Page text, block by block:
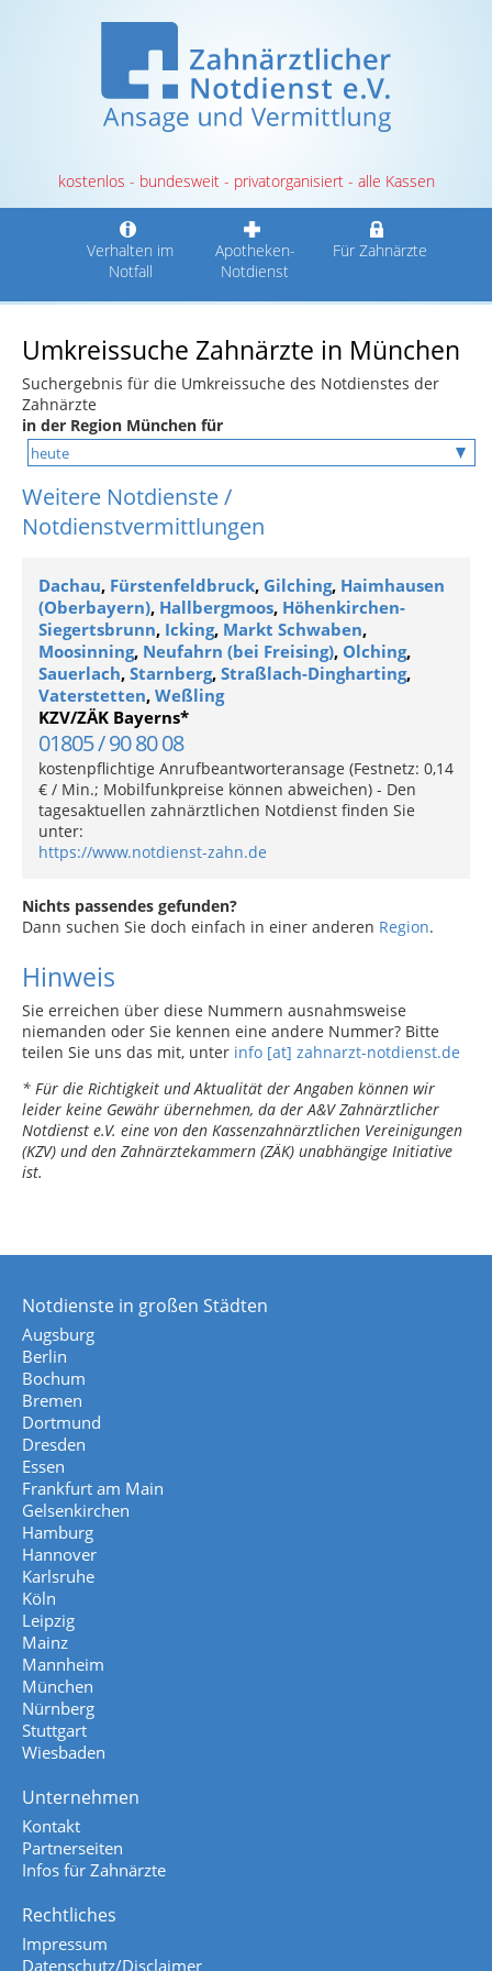
kostenlos - bundesweit - privatorganisiert - alle Kassen
Verhalten im
Notfall
Apotheken-
Notdienst
Für Zahnärzte
Umkreissuche Zahnärzte in München
Suchergebnis für die Umkreissuche des Notdienstes der
Zahnärzte
in der Region München für
Weitere Notdienste /
Notdienstvermittlungen
Dachau, Fürstenfeldbruck, Gilching, Haimhausen
(Oberbayern), Hallbergmoos, Höhenkirchen-
Siegertsbrunn, Icking, Markt Schwaben,
Moosinning, Neufahrn (bei Freising), Olching,
Sauerlach, Starnberg, Straßlach-Dingharting,
Vaterstetten, Weßling
KZV/ZÄK Bayerns*
01805 / 90 80 08
kostenpflichtige Anrufbeantworteransage (Festnetz: 0,14
€ / Min.; Mobilfunkpreise können abweichen) - Den
tagesaktuellen zahnärztlichen Notdienst finden Sie
unter:
https://www.notdienst-zahn.de
Nichts passendes gefunden?
Dann suchen Sie doch einfach in einer anderen Region.
Hinweis
Sie erreichen über diese Nummern ausnahmsweise
niemanden oder Sie kennen eine andere Nummer? Bitte
teilen Sie uns das mit, unter info [at] zahnarzt-notdienst.de
* Für die Richtigkeit und Aktualität der Angaben können wir
leider keine Gewähr übernehmen, da der A&V Zahnärztlicher
Notdienst e.V. eine von den Kassenzahnärztlichen Vereinigungen
(KZV) und den Zahnärztekammern (ZÄK) unabhängige Initiative
ist.
Notdienste in großen Städten
Augsburg
Berlin
Bochum
Bremen
Dortmund
Dresden
Essen
Frankfurt am Main
Gelsenkirchen
Hamburg
Hannover
Karlsruhe
Köln
Leipzig
Mainz
Mannheim
München
Nürnberg
Stuttgart
Wiesbaden
Unternehmen
Kontakt
Partnerseiten
Infos für Zahnärzte
Rechtliches
Impressum
Datenschutz/Disclaimer